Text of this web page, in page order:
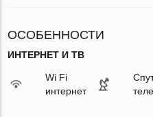
ОСОБЕННОСТИ
ИНТЕРНЕТ И ТВ
Wi Fi
интернет